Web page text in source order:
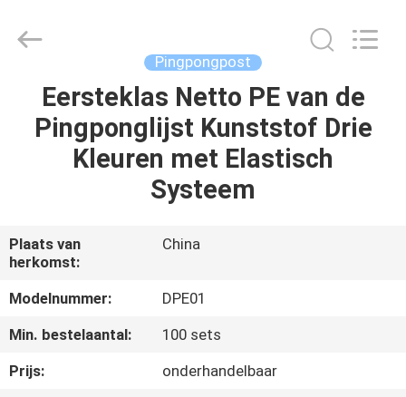
THUIS
PRODUCTEN
ONS
FABRIEKSTOCHT
KWALITEITSCONTROLE
Ltd..
Pingpongpost
Eersteklas Netto PE van de
Pingponglijst Kunststof Drie
Kleuren met Elastisch
Systeem
Plaats van
herkomst:
China
Modelnummer:
DPE01
Min. bestelaantal:
100 sets
Prijs:
onderhandelbaar